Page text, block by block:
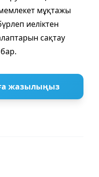
мұқтажы
иеліктен
сақтау
жазылыңыз